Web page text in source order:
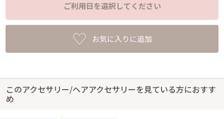
ご利用日を選択してください
お気に入りに追加
このアクセサリー/ヘアアクセサリーを見ている方におすす
め